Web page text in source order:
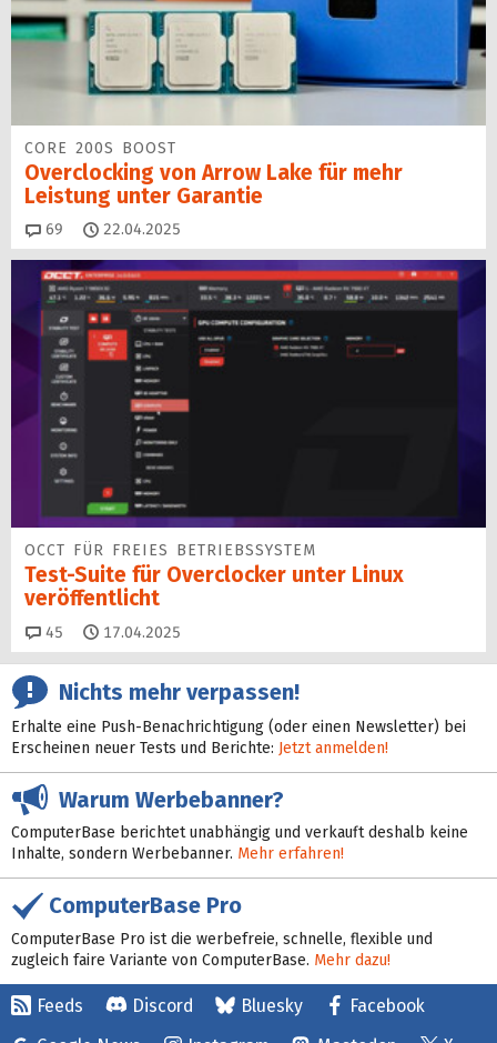
CORE 200S BOOST
Overclocking von Arrow Lake für mehr
Leistung unter Garantie
69 Kommentare
22.04.2025
OCCT FÜR FREIES BETRIEBSSYSTEM
Test-Suite für Overclocker unter Linux
veröffentlicht
45 Kommentare
17.04.2025
Nichts mehr verpassen!
Erhalte eine Push-Benachrichtigung (oder einen Newsletter) bei
Erscheinen neuer Tests und Berichte: Jetzt anmelden!
Warum Werbebanner?
ComputerBase berichtet unabhängig und verkauft deshalb keine
Inhalte, sondern Werbebanner. Mehr erfahren!
ComputerBase Pro
ComputerBase Pro ist die werbefreie, schnelle, flexible und
zugleich faire Variante von ComputerBase. Mehr dazu!
Feeds Discord Bluesky
Facebook